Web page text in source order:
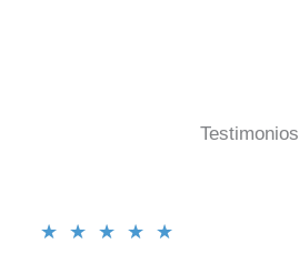
Testimonios
★ ★ ★ ★ ★Valorado